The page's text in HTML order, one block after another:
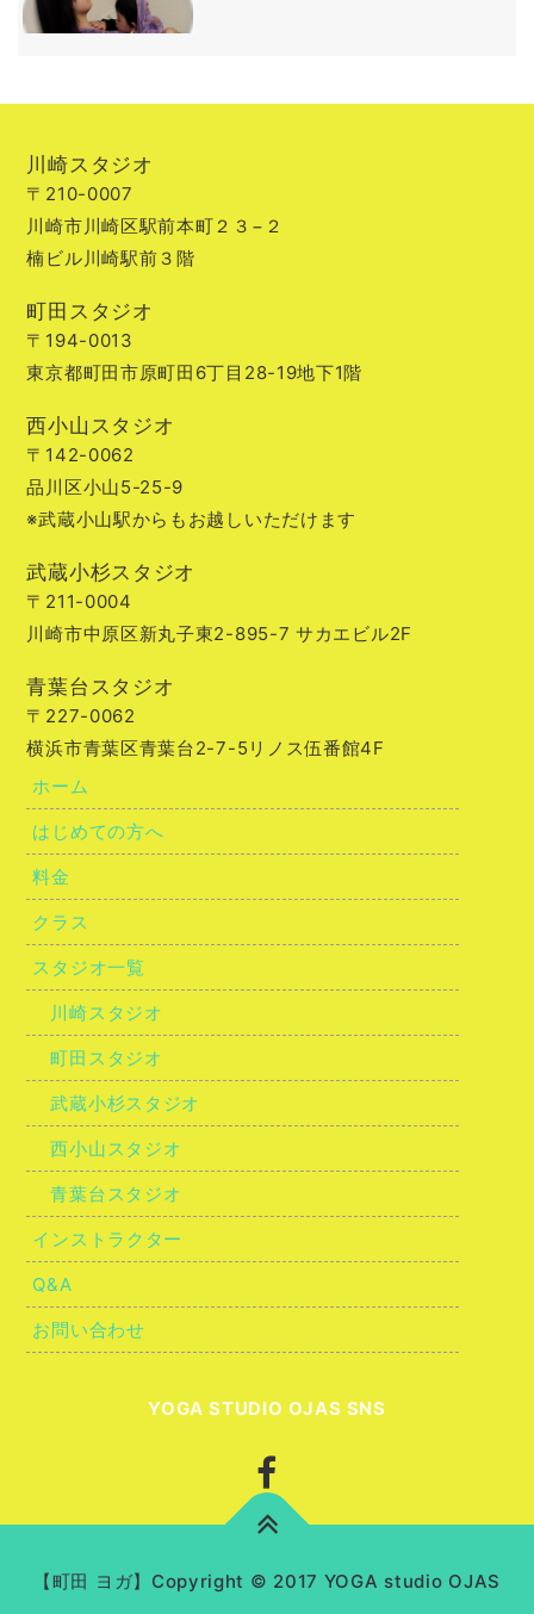
川崎スタジオ
〒210-0007
川崎市川崎区駅前本町２３−２
楠ビル川崎駅前３階
町田スタジオ
〒194-0013
東京都町田市原町田6丁目28-19地下1階
西小山スタジオ
〒142-0062
品川区小山5-25-9
※武蔵小山駅からもお越しいただけます
武蔵小杉スタジオ
〒211-0004
川崎市中原区新丸子東2-895-7 サカエビル2F
青葉台スタジオ
〒227-0062
横浜市青葉区青葉台2-7-5リノス伍番館4F
ホーム
はじめての方へ
料金
クラス
スタジオ一覧
川崎スタジオ
町田スタジオ
武蔵小杉スタジオ
西小山スタジオ
青葉台スタジオ
インストラクター
Q&A
お問い合わせ
YOGA STUDIO OJAS SNS
【町田 ヨガ】Copyright © 2017 YOGA studio OJAS